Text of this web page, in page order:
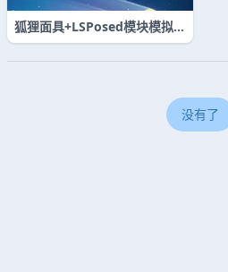
狐狸面具+LSPosed模块模拟真
机过检测软件+教程。
没有了